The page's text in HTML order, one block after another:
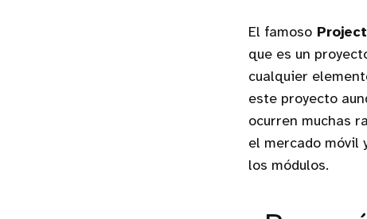
El famoso
que es un
cualquier
este proyecto
ocurren muchas
el mercado móvil
los módulos.